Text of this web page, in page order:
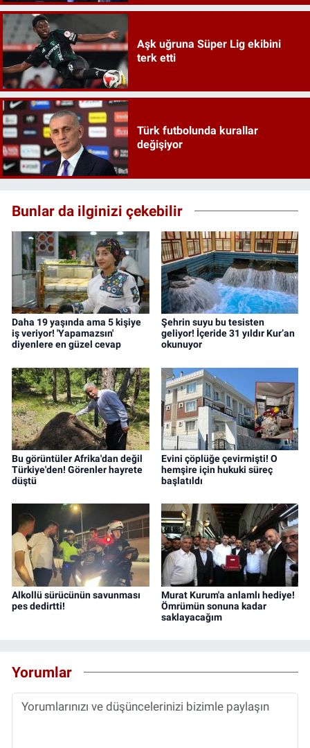
Aşk uğruna Süper Lig ekibini
terk etti
Türk futbolunda kurallar
değişiyor
Bunlar da ilginizi çekebilir
Daha 19 yaşında ama 5 kişiye
iş veriyor! 'Yapamazsın'
diyenlere en güzel cevap
Şehrin suyu bu tesisten
geliyor! İçeride 31 yıldır Kur’an
okunuyor
Bu görüntüler Afrika'dan değil
Türkiye'den! Görenler hayrete
düştü
Evini çöplüğe çevirmişti! O
hemşire için hukuki süreç
başlatıldı
Alkollü sürücünün savunması
pes dedirtti!
Murat Kurum'a anlamlı hediye!
Ömrümün sonuna kadar
saklayacağım
Yorumlar